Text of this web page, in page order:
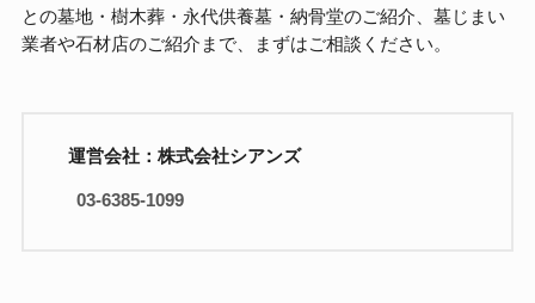
との墓地・樹木葬・永代供養墓・納骨堂のご紹介、墓じまい
業者や石材店のご紹介まで、まずはご相談ください。
運営会社：株式会社シアンズ
03-6385-1099